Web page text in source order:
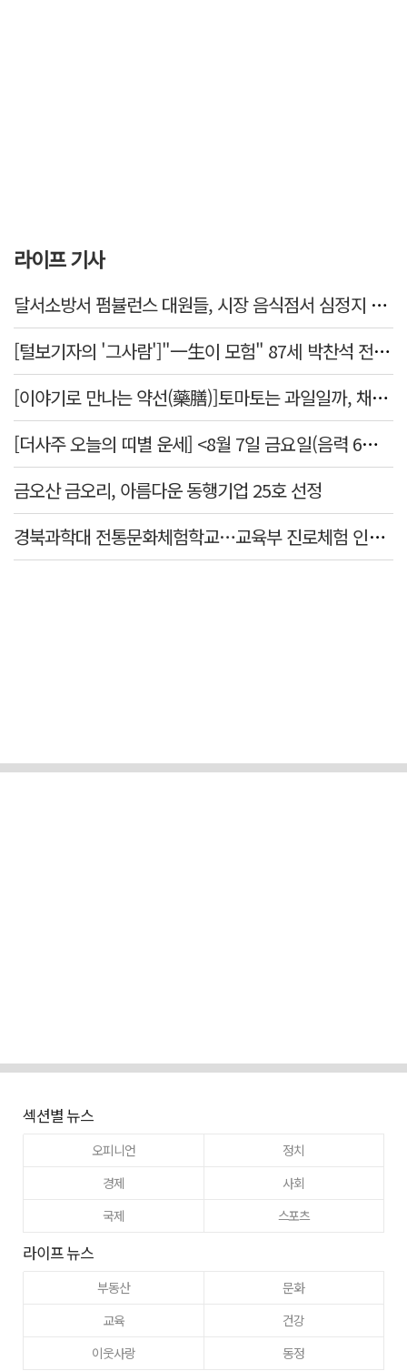
라이프 기사
달서소방서 펌뷸런스 대원들, 시장 음식점서 심정지 환자 생명 살려
[털보기자의 '그사람']"一生이 모험" 87세 박찬석 전 경북대 총장
[이야기로 만나는 약선(藥膳)]토마토는 과일일까, 채소일까
[더사주 오늘의 띠별 운세] <8월 7일 금요일(음력 6월25일)>
금오산 금오리, 아름다운 동행기업 25호 선정
경북과학대 전통문화체험학교…교육부 진로체험 인증기관 선정
섹션별 뉴스
오피니언
정치
경제
사회
국제
스포츠
라이프 뉴스
부동산
문화
교육
건강
이웃사랑
동정